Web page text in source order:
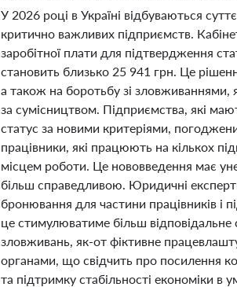
У 2026 році в Україні відбуваються
критично важливих підприємств.
заробітної плати для підтвердження
становить близько 25 941 грн. Це
а також на боротьбу зі зловживаннями,
за сумісництвом. Підприємства, які
статус за новими критеріями,
працівники, які працюють на кількох
місцем роботи. Це нововведення має
більш справедливою. Юридичні
бронювання для частини працівників і
це стимулюватиме більш
зловживань, як-от фіктивне
органами, що свідчить про посилення
та підтримку стабільності економіки в